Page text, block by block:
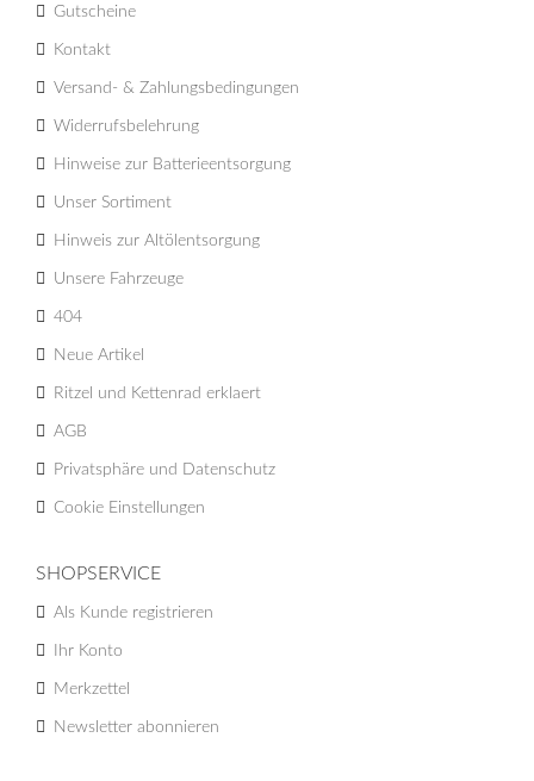
Gutscheine
Kontakt
Versand- & Zahlungsbedingungen
Widerrufsbelehrung
Hinweise zur Batterieentsorgung
Unser Sortiment
Hinweis zur Altölentsorgung
Unsere Fahrzeuge
404
Neue Artikel
Ritzel und Kettenrad erklaert
AGB
Privatsphäre und Datenschutz
Cookie Einstellungen
SHOPSERVICE
Als Kunde registrieren
Ihr Konto
Merkzettel
Newsletter abonnieren